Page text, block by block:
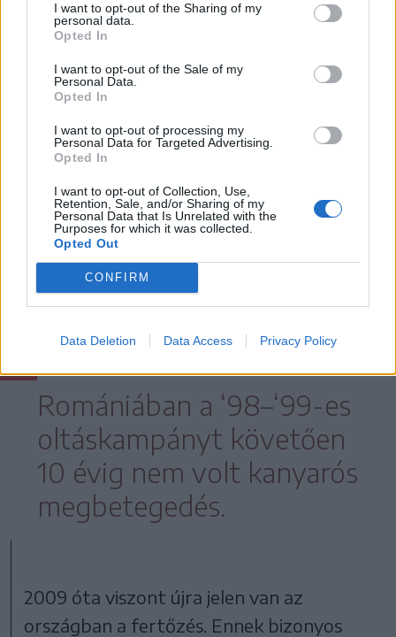
I want to opt-out of the Sharing of my
personal data.
Opted In
I want to opt-out of the Sale of my
Personal Data.
Opted In
I want to opt-out of processing my
Personal Data for Targeted Advertising.
Opted In
I want to opt-out of Collection, Use,
Retention, Sale, and/or Sharing of my
Personal Data that Is Unrelated with the
Purposes for which it was collected.
Opted Out
CONFIRM
Data Deletion Data Access Privacy Policy
FOTÓ: PIXABAY.COM
ellen, 1994-ben vezették be a kanyaró
elleni második, azaz emlékeztető oltást.
1998–1999-ben tömeges oltási kampányt
hajtottak végre, és 1999 óta végzik a
Romániában a ‘98–‘99-es
oltáskampányt követően
10 évig nem volt kanyarós
megbetegedés.
2009 óta viszont újra jelen van az
országban a fertőzés. Ennek bizonyos